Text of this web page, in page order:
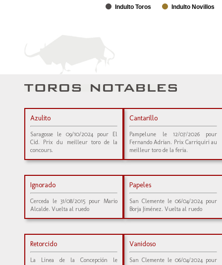
Indulto Toros Indulto Novillos
Azulito
Saragosse le 09/10/2024 pour El
Cid. Prix du meilleur toro de la
concours.
Cantarillo
Pampelune le 12/07/2026 pour
Fernando Adrian. Prix Carriquiri au
meilleur toro de la feria.
Ignorado
Cerceda le 31/08/2015 pour Mario
Alcalde. Vuelta al ruedo
Papeles
San Clemente le 06/04/2024 pour
Borja Jiménez. Vuelta al ruedo
Retorcido
La Linea de la Concepción le
Vanidoso
San Clemente le 06/04/2024 pour